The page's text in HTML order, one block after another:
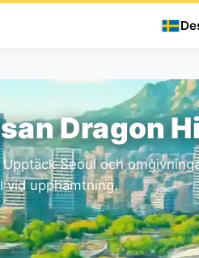
Dragon
Upptäck Seoul och
vid upphämtning.